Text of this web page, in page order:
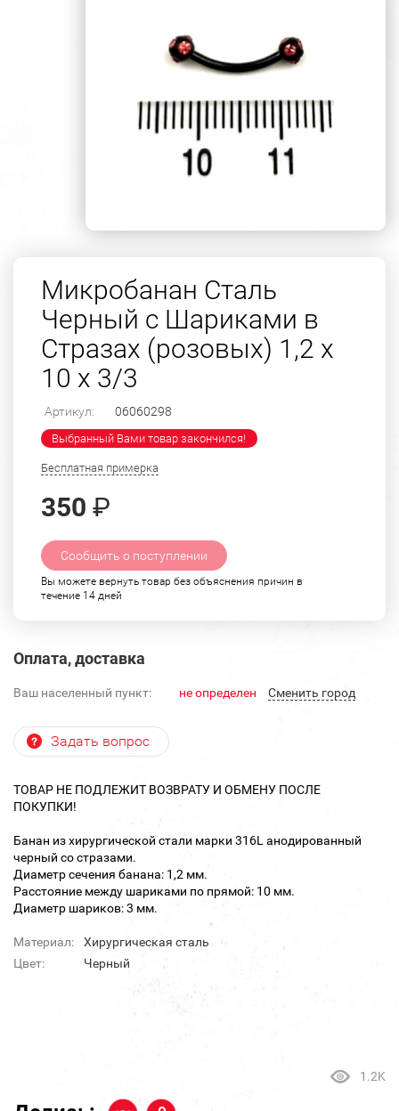
Микробанан Сталь
Черный с Шариками в
Стразах (розовых) 1,2 х
10 х 3/3
Артикул: 06060298
Выбранный Вами товар закончился!
Бесплатная примерка
350 ₽
Сообщить о поступлении
Вы можете вернуть товар без объяснения причин в
течение 14 дней
Оплата, доставка
Ваш населенный пункт: не определен Cменить город
Задать вопрос
ТОВАР НЕ ПОДЛЕЖИТ ВОЗВРАТУ И ОБМЕНУ ПОСЛЕ
ПОКУПКИ!
Банан из хирургической стали марки 316L анодированный
черный со стразами.
Диаметр сечения банана: 1,2 мм.
Расстояние между шариками по прямой: 10 мм.
Диаметр шариков: 3 мм.
Материал:
Хирургическая сталь
Цвет:
Черный
1.2K